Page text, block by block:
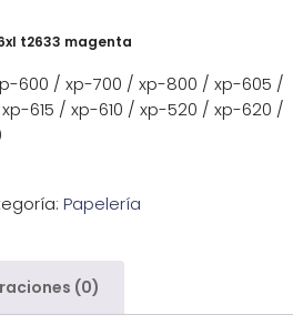
t2633 magenta
600 / xp-700 / xp-800 / xp-605 /
615 / xp-610 / xp-520 / xp-620 /
Papelería
(0)